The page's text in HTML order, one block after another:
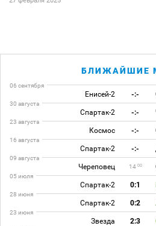
БЛИЖАЙШИЕ
06 сентября
Енисей-2 -:-
30 августа
Спартак-2 -:-
23 августа
Космос -:-
16 августа
Спартак-2 -:-
09 августа
Череповец 14 00
05 июля
Спартак-2 0:1
28 июня
Спартак-2 0:2
23 июня
Звезда 2:3